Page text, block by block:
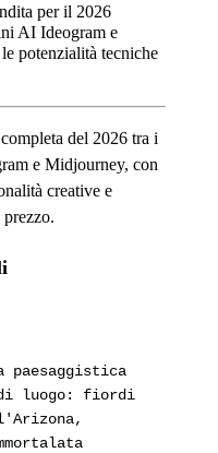
per il 2026
AI Ideogram e
potenzialità tecniche
del 2026 tra i
e Midjourney, con
creative e
paesaggistica
luogo: fiordi